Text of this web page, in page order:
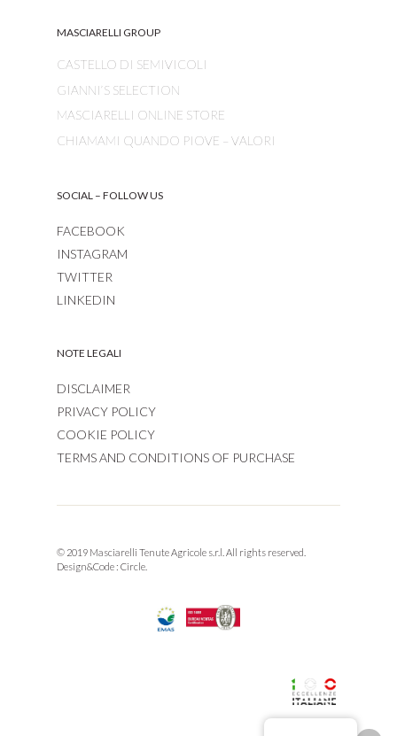
MASCIARELLI GROUP
CASTELLO DI SEMIVICOLI
GIANNI’S SELECTION
MASCIARELLI ONLINE STORE
CHIAMAMI QUANDO PIOVE – VALORI
SOCIAL – FOLLOW US
FACEBOOK
INSTAGRAM
TWITTER
LINKEDIN
NOTE LEGALI
DISCLAIMER
PRIVACY POLICY
COOKIE POLICY
TERMS AND CONDITIONS OF PURCHASE
© 2019 Masciarelli Tenute Agricole s.r.l. All rights reserved.
Design&Code : Circle.